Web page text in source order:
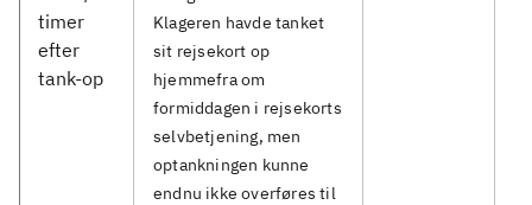
timer
efter
tank-op
Klageren havde tanket
sit rejsekort op
hjemmefra om
formiddagen i rejsekorts
selvbetjening, men
optankningen kunne
endnu ikke overføres til